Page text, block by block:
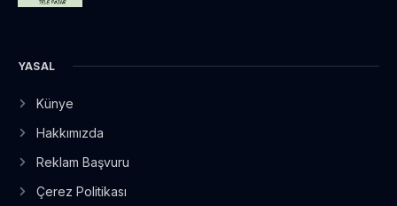
YASAL
Künye
Hakkımızda
Reklam Başvuru
Çerez Politikası